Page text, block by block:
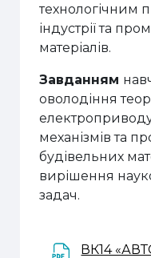
технологічним
індустрії та
матеріалів.
Завданням
оволодіння
механізмів та
будівельних
вирішення
задач.
ВК14